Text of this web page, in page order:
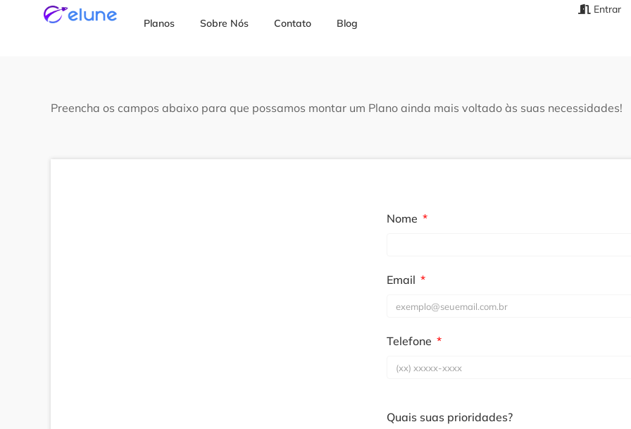
Planos Sobre Nós Contato Blog
Entrar
Preencha os campos abaixo para que possamos montar um Plano ainda mais voltado às suas necessidades!
Nome
Email
Telefone
Quais suas prioridades?